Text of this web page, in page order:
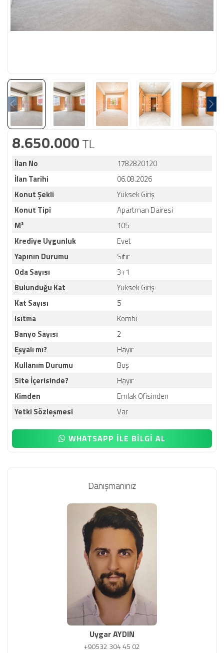
8.650.000TL
İlan No
İlan Tarihi
Konut Şekli
Konut Tipi
M²
Krediye Uygunluk
Yapının Durumu
Oda Sayısı
Bulunduğu Kat
Kat Sayısı
Isıtma
Banyo Sayısı
Eşyalı mı?
Kullanım Durumu
Site İçerisinde?
Kimden
Yetki Sözleşmesi
1782820120
06.08.2026
Yüksek Giriş
Apartman Dairesi
105
Evet
Sıfır
3+1
Yüksek Giriş
5
Kombi
2
Hayır
Boş
Hayır
Emlak Ofisinden
Var
WHATSAPP İLE BİLGİ AL
Danışmanınız
Uygar AYDIN
+90532 304 45 02